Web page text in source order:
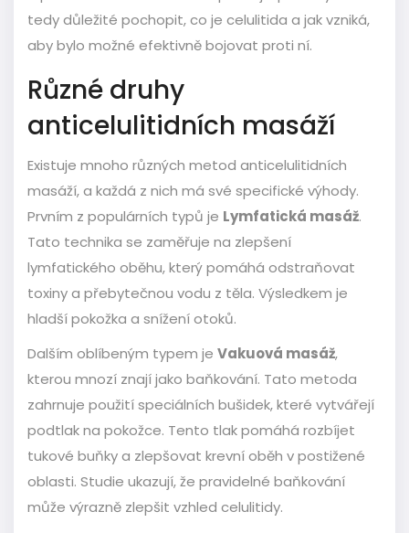
tedy důležité pochopit, co je celulitida a jak vzniká,
aby bylo možné efektivně bojovat proti ní.
Různé druhy
anticelulitidních masáží
Existuje mnoho různých metod anticelulitidních
masáží, a každá z nich má své specifické výhody.
Prvním z populárních typů je Lymfatická masáž.
Tato technika se zaměřuje na zlepšení
lymfatického oběhu, který pomáhá odstraňovat
toxiny a přebytečnou vodu z těla. Výsledkem je
hladší pokožka a snížení otoků.
Dalším oblíbeným typem je Vakuová masáž,
kterou mnozí znají jako baňkování. Tato metoda
zahrnuje použití speciálních bušidek, které vytvářejí
podtlak na pokožce. Tento tlak pomáhá rozbíjet
tukové buňky a zlepšovat krevní oběh v postižené
oblasti. Studie ukazují, že pravidelné baňkování
může výrazně zlepšit vzhled celulitidy.